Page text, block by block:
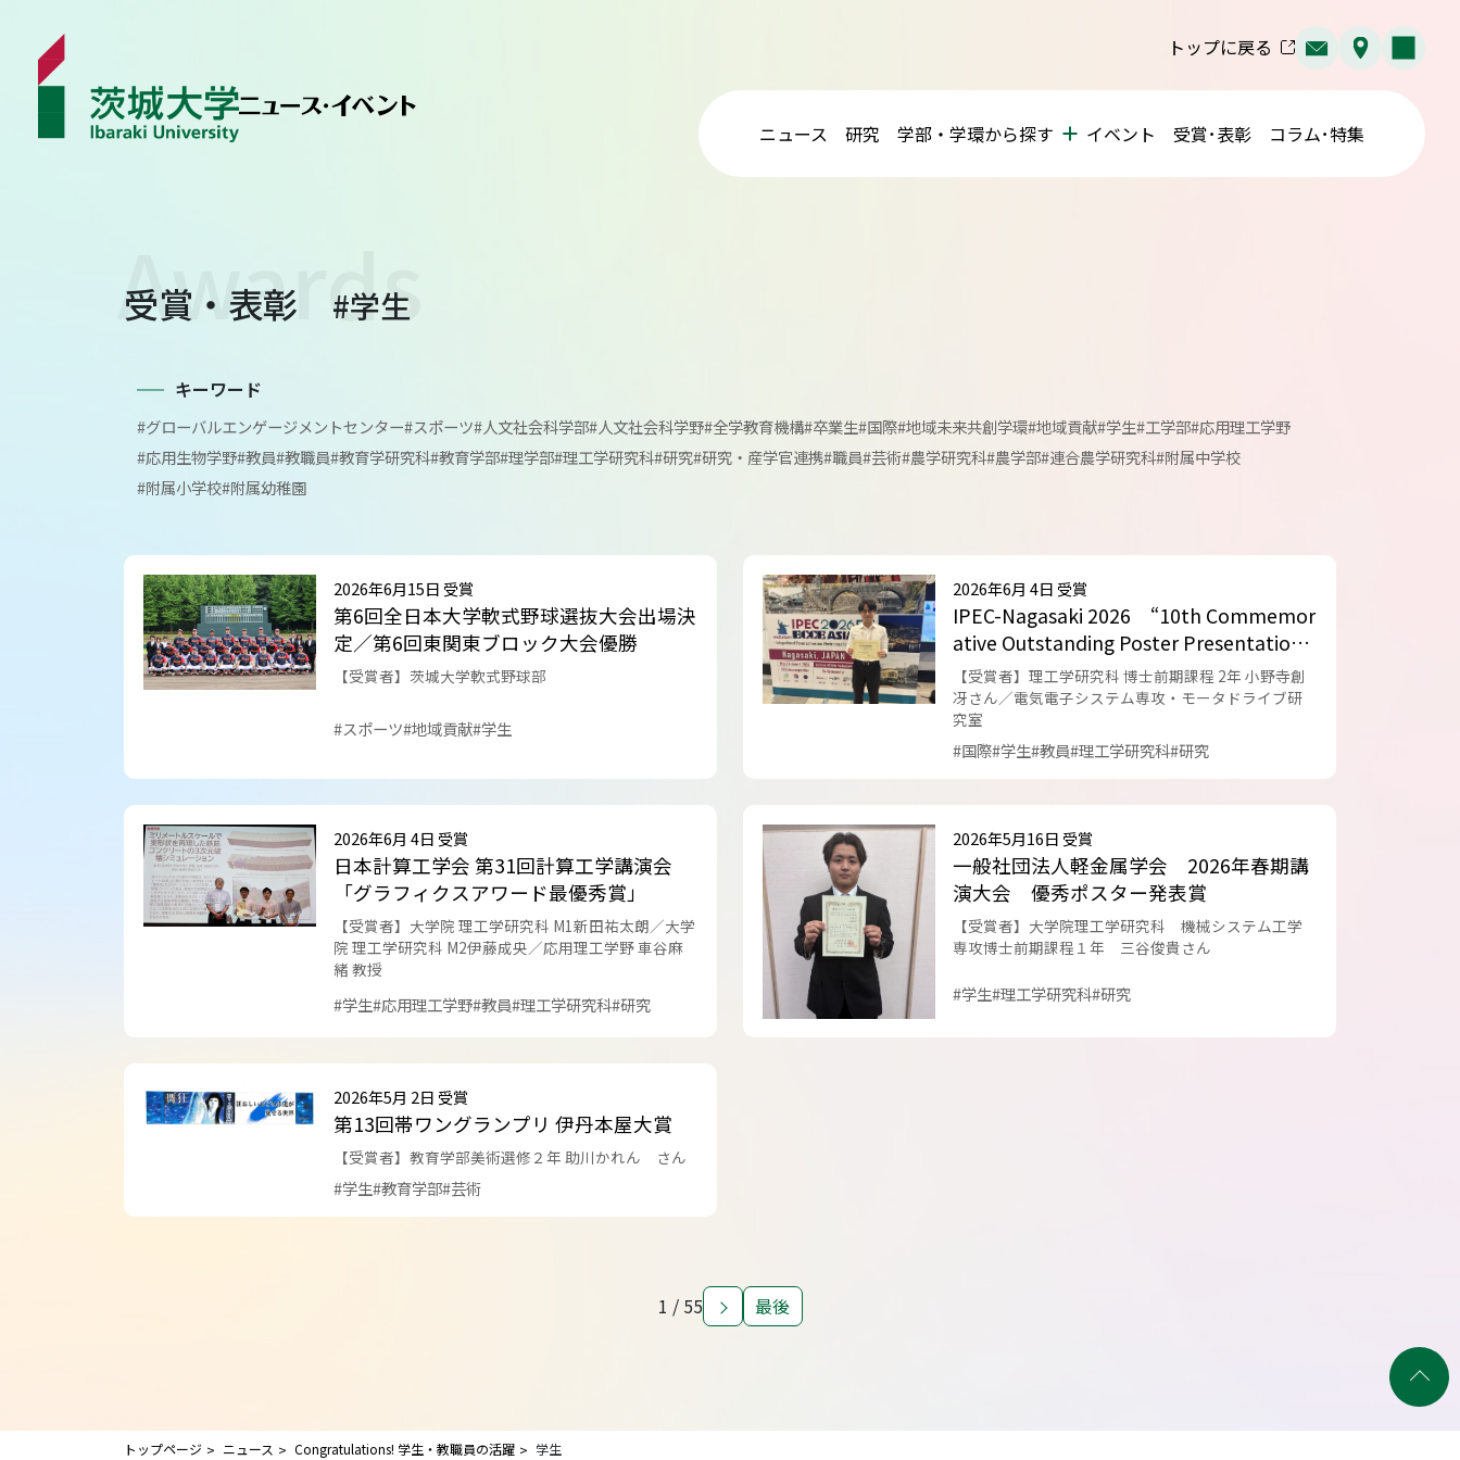
カテゴリから探す
学生ライター
イベント
受賞･表彰
トップに戻る
トップに戻る
ニュース 研究 学部・学環から探す イベント 受賞･表彰 コラム･特集
受賞・表彰 #学生
キーワード
#グローバルエンゲージメントセンター#スポーツ#人文社会科学部#人文社会科学野#全学教育機構#卒業生#国際#地域未来共創学環#地域貢献#学生#工学部#応用理工学野
#応用生物学野#教員#教職員#教育学研究科#教育学部#理学部#理工学研究科#研究#研究・産学官連携#職員#芸術#農学研究科#農学部#連合農学研究科#附属中学校
#附属小学校#附属幼稚園
2026年6月15日 受賞
第6回全日本大学軟式野球選抜大会出場決
定／第6回東関東ブロック大会優勝
【受賞者】茨城大学軟式野球部
#スポーツ#地域貢献#学生
2026年6月 4日 受賞
IPEC-Nagasaki 2026 “10th Commemor
ative Outstanding Poster Presentation
Award“
【受賞者】理工学研究科 博士前期課程 2年 小野寺創
冴さん／電気電子システム専攻・モータドライブ研
究室
#国際#学生#教員#理工学研究科#研究
2026年6月 4日 受賞
日本計算工学会 第31回計算工学講演会
「グラフィクスアワード最優秀賞」
【受賞者】大学院 理工学研究科 M1新田祐太朗／大学
院 理工学研究科 M2伊藤成央／応用理工学野 車谷麻
緒 教授
#学生#応用理工学野#教員#理工学研究科#研究
2026年5月16日 受賞
一般社団法人軽金属学会 2026年春期講
演大会 優秀ポスター発表賞
【受賞者】大学院理工学研究科 機械システム工学
専攻博士前期課程１年 三谷俊貴さん
#学生#理工学研究科#研究
2026年5月 2日 受賞
第13回帯ワングランプリ 伊丹本屋大賞
【受賞者】教育学部美術選修２年 助川かれん さん
#学生#教育学部#芸術
1 / 55 最後
トップページ ニュース Congratulations! 学生・教職員の活躍 学生